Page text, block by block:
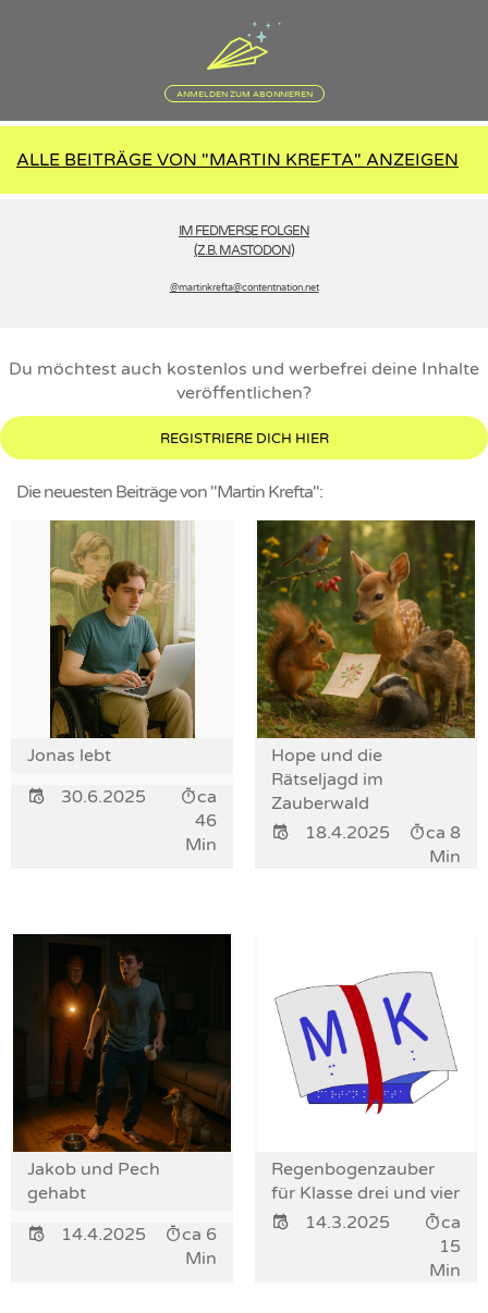
ANMELDEN ZUM ABONNIEREN
ALLE BEITRÄGE VON "MARTIN KREFTA" ANZEIGEN
IM FEDIVERSE FOLGEN
(Z.B. MASTODON)
@martinkrefta­@contentnation.net
Die neuesten Beiträge von "Martin Krefta":
Jonas lebt
30.6.2025
ca
46
Min
Hope und die
Rätseljagd im
Zauberwald
18.4.2025
ca 8
Min
Jakob und Pech
gehabt
14.4.2025
ca 6
Min
Regenbogenzauber
für Klasse drei und vier
14.3.2025
ca
15
Min
Du möchtest auch kostenlos und werbefrei deine Inhalte
veröffentlichen?
REGISTRIERE DICH HIER